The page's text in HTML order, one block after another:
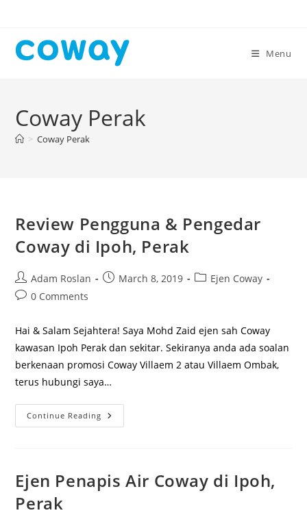
content
Menu
Coway Perak
> Coway Perak
Review Pengguna & Pengedar
Coway di Ipoh, Perak
Post
author:
Adam Roslan
PostMarch 8, 2019
PostEjen Coway
Post0 Comments
Hai & Salam Sejahtera! Saya Mohd Zaid ejen sah Coway
kawasan Ipoh Perak dan sekitar. Sekiranya anda ada soalan
berkenaan promosi Coway Villaem 2 atau Villaem Ombak,
terus hubungi saya…
Continue Reading Review
Pengguna
Ipoh,
Perak
Ejen Penapis Air Coway di Ipoh,
Perak